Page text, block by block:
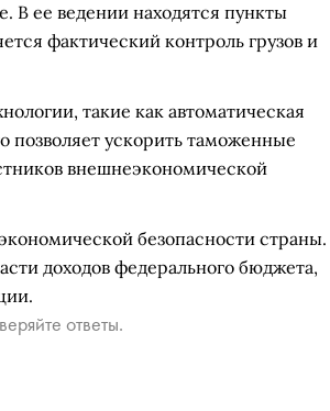
В ее ведении находятся пункты
фактический контроль грузов и
такие как автоматическая
позволяет ускорить таможенные
внешнеэкономической
безопасности страны.
доходов федерального бюджета,
ответы.